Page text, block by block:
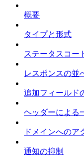
概要
タイプと形式
ステータスコー
レスポンスの並
追加フィールド
ヘッダーによる
ドメインへのア
通知の抑制